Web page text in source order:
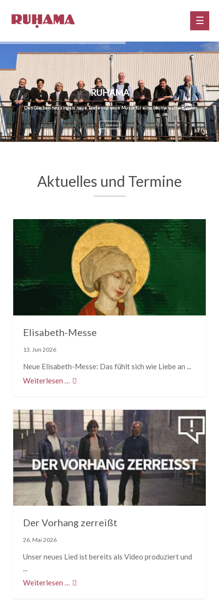
RUHAMA
Den Glauben neu singen: neue Texte und neue Musik für eine ökumenische Kirche
Über uns
Aktuelles und Termine
Elisabeth-Messe
13. Jun 2026
Neue Elisabeth-Messe: Das fühlt sich wie Liebe an ...
Weiterlesen …
Der Vorhang zerreißt
26. Mai 2026
Unser neues Lied ist bereits als Video produziert und
...
Weiterlesen …